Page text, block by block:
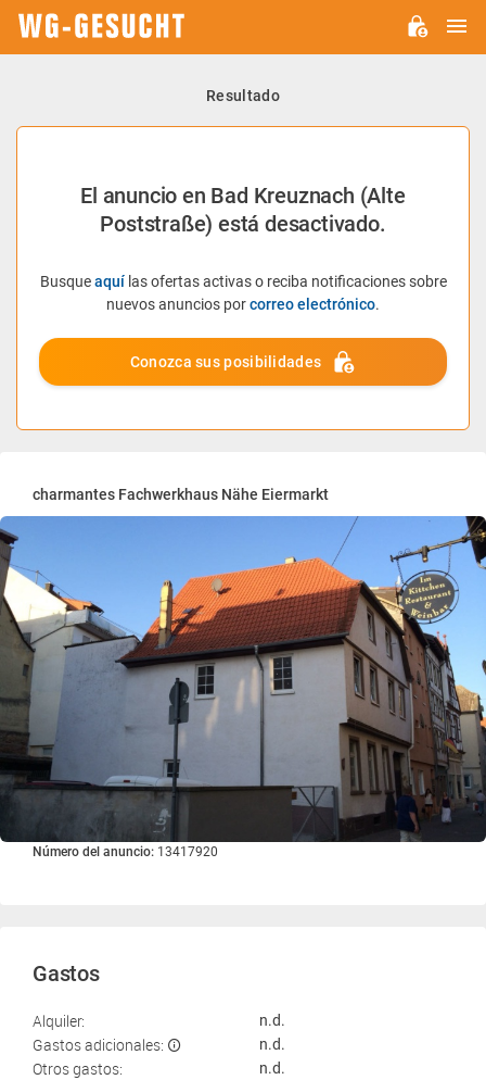
Resultado
El anuncio en Bad Kreuznach (Alte
Poststraße) está desactivado.
Busqueaquílas ofertas activas o reciba notificaciones sobre
nuevos anuncios porcorreo electrónico.
Conozca sus posibilidades
charmantes Fachwerkhaus Nähe Eiermarkt
Número del anuncio: 13417920
Gastos
Alquiler: n.d.
Gastos adicionales: n.d.
Otros gastos: n.d.